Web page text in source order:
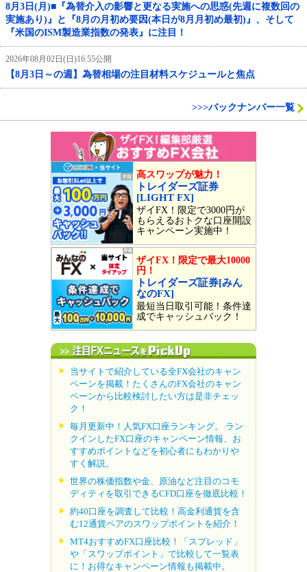
8月3日(月)■『為替介入の影響と更なる実施への思惑(先週に複数回の
実施あり)』と『8月の月初め要因(本日が8月月初め最初)』、そして
『米国のISM製造業指数の発表』に注目！
2026年08月02日(日)16:55公開
【8月3日～の週】為替相場の注目材料スケジュールと焦点
>>>バックナンバー一覧
高スワップが魅力！
トレイダーズ証券
[LIGHT FX]
ザイFX！限定で3000円が
もらえるおトクな口座開設
キャンペーン実施中！
ザイFX！限定で最大10000
円！
トレイダーズ証券[みん
なのFX]
最短当日取引可能！条件達
成でキャッシュバック！
当サイトで紹介している全FX会社のキャン
ペーンを掲載！たくさんのFX会社のキャン
ペーンから比較検討したい方は是非チェッ
ク！
毎月更新中！人気FX口座ランキング。 ラン
クインしたFX口座のキャンペーン情報、お
すすめポイントなどを初心者にもわかりや
すく解説。
世界の株価指数や金、原油など注目のコモ
ディティを取引できるCFD口座を徹底比較！
約40口座を調査して比較！高金利通貨を含
む12通貨ペアのスワップポイントを紹介！
MT4おすすめFX口座比較！「スプレッド」
や「スワップポイント」で比較して一覧表
に！お得なキャンペーン情報も掲載中。